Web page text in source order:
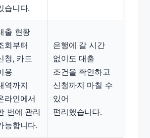
습니다.
출 현황
회부터
청, 카드
용
역까지
라인에서
번에 관리
능합니다.
은행에 갈 시간
없이도 대출
조건을 확인하고
신청까지 마칠 수
있어
편리했습니다.